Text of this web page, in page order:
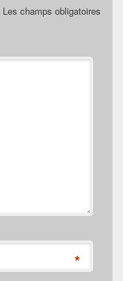
Les champs obligatoires
*